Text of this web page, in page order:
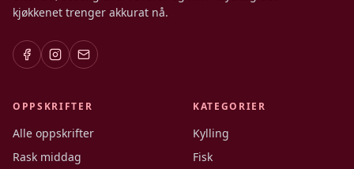
kjøkkenet trenger akkurat nå.
OPPSKRIFTER
Alle oppskrifter
Rask middag
KATEGORIER
Kylling
Fisk